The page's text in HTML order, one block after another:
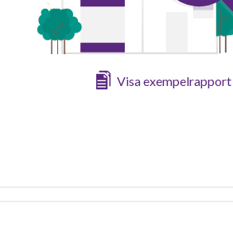
Visa exempelrapport